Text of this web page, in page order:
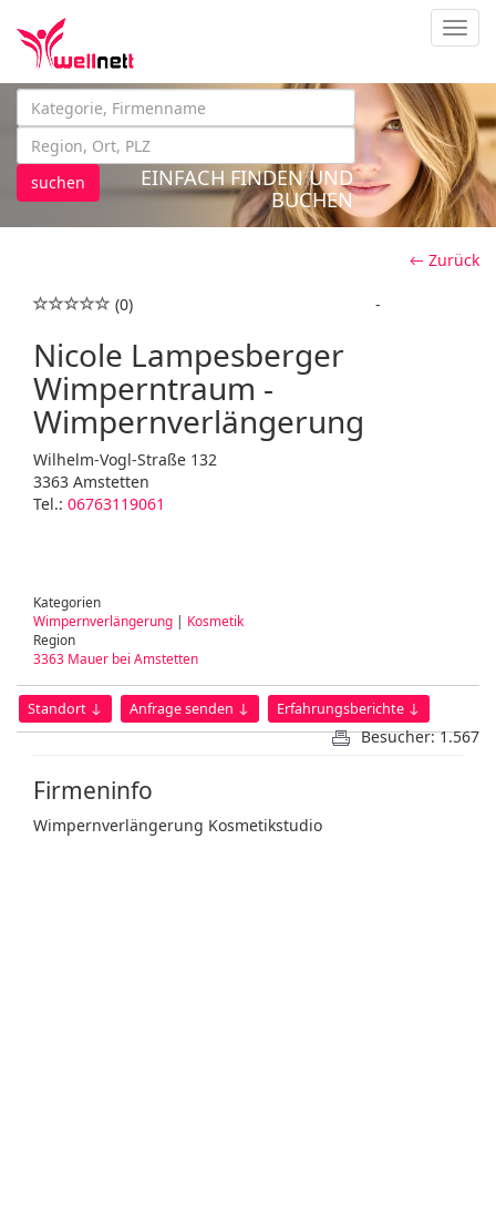
suchen
EINFACH FINDEN UND
BUCHEN
← Zurück
(0)
Nicole Lampesberger
Wimperntraum -
Wimpernverlängerung
Wilhelm-Vogl-Straße 132
3363 Amstetten
Tel.: 06763119061
-
Kategorien
Wimpernverlängerung | Kosmetik
Region
3363 Mauer bei Amstetten
Standort ↓ Anfrage senden ↓ Erfahrungsberichte ↓
Besucher: 1.567
Firmeninfo
Wimpernverlängerung Kosmetikstudio